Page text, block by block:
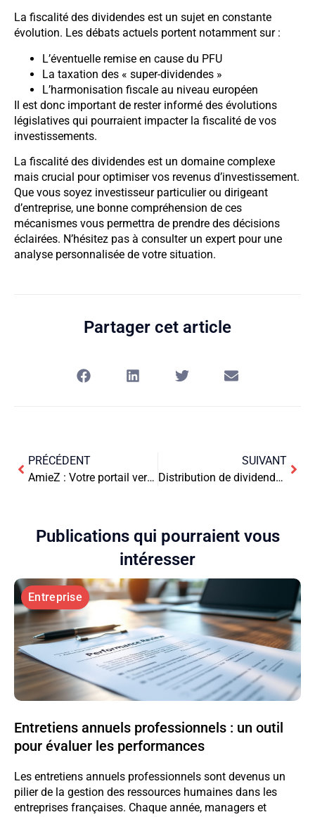
La fiscalité des dividendes est un sujet en constante
évolution. Les débats actuels portent notamment sur :
L’éventuelle remise en cause du PFU
La taxation des « super-dividendes »
L’harmonisation fiscale au niveau européen
Il est donc important de rester informé des évolutions
législatives qui pourraient impacter la fiscalité de vos
investissements.
La fiscalité des dividendes est un domaine complexe
mais crucial pour optimiser vos revenus d’investissement.
Que vous soyez investisseur particulier ou dirigeant
d’entreprise, une bonne compréhension de ces
mécanismes vous permettra de prendre des décisions
éclairées. N’hésitez pas à consulter un expert pour une
analyse personnalisée de votre situation.
Partager cet article
PRÉCÉDENT
AmieZ : Votre portail vers une communauté en ligne florissante
SUIVANT
Distribution de dividendes en SAS : Guide complet
Publications qui pourraient vous
intéresser
Entreprise
Entretiens annuels professionnels : un outil
pour évaluer les performances
Les entretiens annuels professionnels sont devenus un
pilier de la gestion des ressources humaines dans les
entreprises françaises. Chaque année, managers et